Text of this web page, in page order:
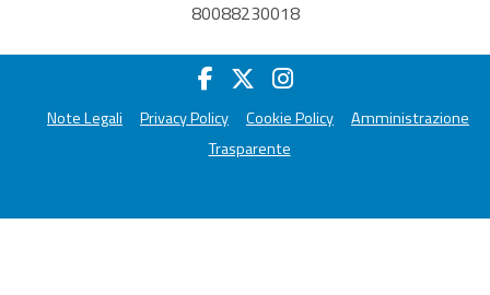
80088230018
Note Legali Privacy Policy Cookie Policy
Amministrazione
Trasparente